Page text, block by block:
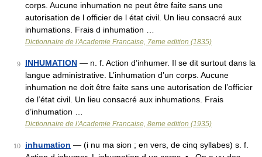
corps. Aucune inhumation ne peut être faite sans une
autorisation de l officier de l état civil. Un lieu consacré aux
inhumations. Frais d inhumation …
Dictionnaire de l'Academie Francaise, 7eme edition (1835)
9 INHUMATION — n. f. Action d’inhumer. Il se dit surtout dans la
langue administrative. L’inhumation d’un corps. Aucune
inhumation ne doit être faite sans une autorisation de l’officier
de l’état civil. Un lieu consacré aux inhumations. Frais
d’inhumation …
Dictionnaire de l'Academie Francaise, 8eme edition (1935)
10 inhumation — (i nu ma sion ; en vers, de cinq syllabes) s. f.